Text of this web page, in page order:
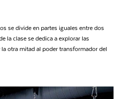
se divide en partes iguales entre dos
la clase se dedica a explorar las
otra mitad al poder transformador del